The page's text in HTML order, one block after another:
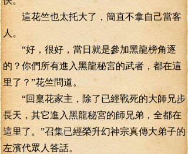
這花竺也太托大了，簡直不拿自己當客
人。
“好，很好，當日就是參加黑龍榜角逐
的？你們所有進入黑龍秘宮的武者，都在這
里了？”花竺問道。
“回稟花家主，除了已經戰死的大師兄步
長天，其它進入黑龍秘宮的師兄弟，全都在
這里了。”召集已經榮升幻神宗真傳大弟子的
左濱代眾人答話。